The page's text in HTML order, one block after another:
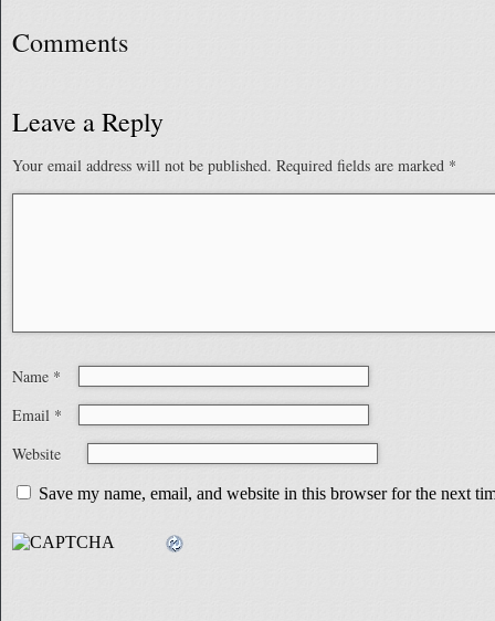
Comments
Leave a Reply
Your email address will not be published. Required fields are marked *
Name *
Email *
Website
Save my name, email, and website in this browser for the next